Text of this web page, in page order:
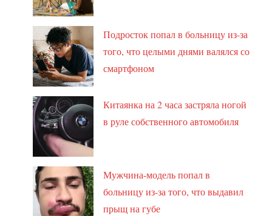
Подросток попал в больницу из-за
того, что целыми днями валялся со
смартфоном
Китаянка на 2 часа застряла ногой
в руле собственного автомобиля
Мужчина-модель попал в
больницу из-за того, что выдавил
прыщ на губе